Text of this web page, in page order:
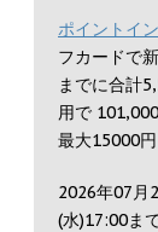
ポイントイ
フカードで
までに合計
用で
最大15000
2026年07月
(水)17:00ま